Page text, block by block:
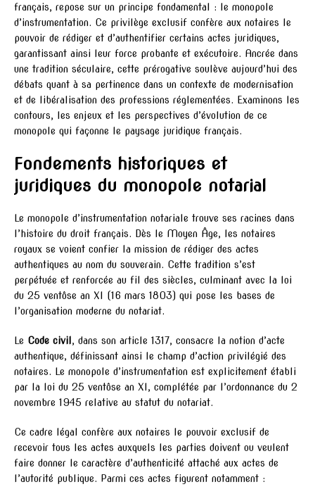
français, repose sur un principe fondamental : le monopole
d’instrumentation. Ce privilège exclusif confère aux notaires le
pouvoir de rédiger et d’authentifier certains actes juridiques,
garantissant ainsi leur force probante et exécutoire. Ancrée dans
une tradition séculaire, cette prérogative soulève aujourd’hui des
débats quant à sa pertinence dans un contexte de modernisation
et de libéralisation des professions réglementées. Examinons les
contours, les enjeux et les perspectives d’évolution de ce
monopole qui façonne le paysage juridique français.
Fondements historiques et
juridiques du monopole notarial
Le monopole d’instrumentation notariale trouve ses racines dans
l’histoire du droit français. Dès le Moyen Âge, les notaires
royaux se voient confier la mission de rédiger des actes
authentiques au nom du souverain. Cette tradition s’est
perpétuée et renforcée au fil des siècles, culminant avec la loi
du 25 ventôse an XI (16 mars 1803) qui pose les bases de
l’organisation moderne du notariat.
Le Code civil , dans son article 1317, consacre la notion d’acte
authentique, définissant ainsi le champ d’action privilégié des
notaires. Le monopole d’instrumentation est explicitement établi
par la loi du 25 ventôse an XI, complétée par l’ordonnance du 2
novembre 1945 relative au statut du notariat.
Ce cadre légal confère aux notaires le pouvoir exclusif de
recevoir tous les actes auxquels les parties doivent ou veulent
faire donner le caractère d’authenticité attaché aux actes de
l’autorité publique. Parmi ces actes figurent notamment :